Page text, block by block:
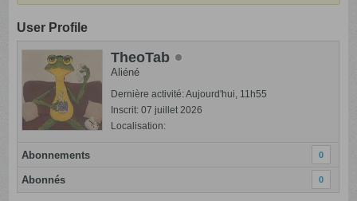
User Profile
TheoTab
Aliéné
Dernière activité: Aujourd'hui, 11h55
Inscrit: 07 juillet 2026
Localisation:
Abonnements 0
Abonnés 0